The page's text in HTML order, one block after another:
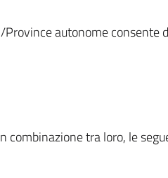
autonome
combinazione tra loro, le